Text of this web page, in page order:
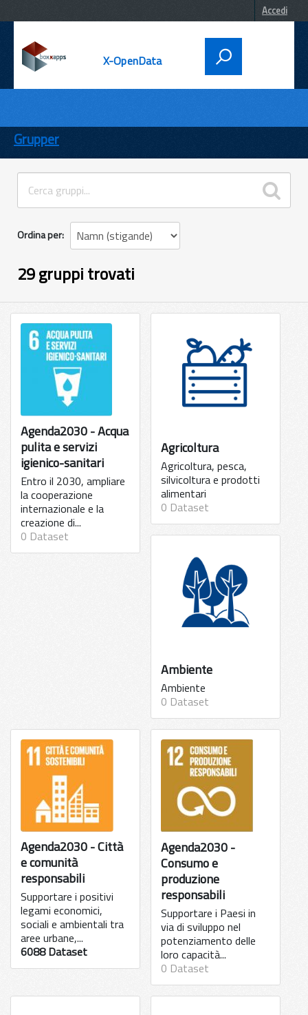
Accedi
X-OpenData
ENTI
TEMI
INFORMAZIONI
Grupper
Ordina per
29 gruppi trovati
Agenda2030 - Acqua
pulita e servizi
igienico-sanitari
Entro il 2030, ampliare
la cooperazione
internazionale e la
creazione di...
0 Dataset
Agricoltura
Agricoltura, pesca,
silvicoltura e prodotti
alimentari
0 Dataset
Ambiente
Ambiente
0 Dataset
Agenda2030 - Città
e comunità
responsabili
Supportare i positivi
legami economici,
sociali e ambientali tra
aree urbane,...
6088 Dataset
Agenda2030 -
Consumo e
produzione
responsabili
Supportare i Paesi in
via di sviluppo nel
potenziamento delle
loro capacità...
0 Dataset